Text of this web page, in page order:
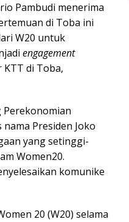
Pambudi menerima
di Toba ini
W20 untuk
engagement
di Toba,
Perekonomian
Presiden Joko
yang setinggi-
Women20.
komunike
20 (W20) selama